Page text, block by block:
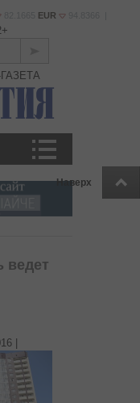
Наверх
EUR
ведет